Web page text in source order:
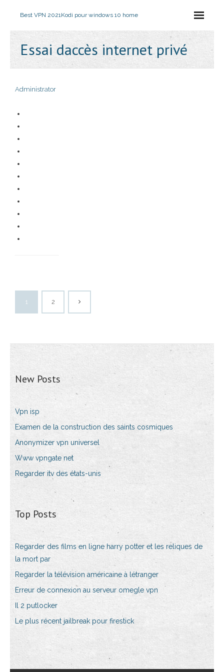
Best VPN 2021Kodi pour windows 10 home
Essai daccès internet privé
Administrator
1 2
New Posts
Vpn isp
Examen de la construction des saints cosmiques
Anonymizer vpn universel
Www vpngate net
Regarder itv des états-unis
Top Posts
Regarder des films en ligne harry potter et les reliques de
la mort par
Regarder la télévision américaine à létranger
Erreur de connexion au serveur omegle vpn
Il 2 putlocker
Le plus récent jailbreak pour firestick